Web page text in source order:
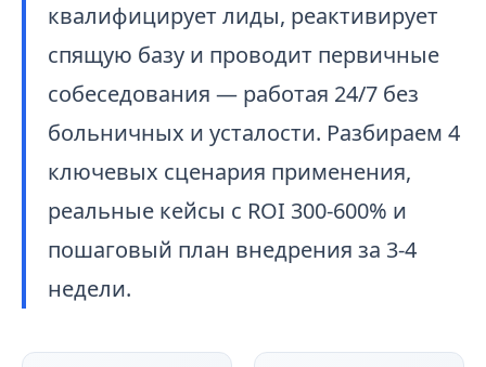
квалифицирует лиды, реактивирует
спящую базу и проводит первичные
собеседования — работая 24/7 без
больничных и усталости. Разбираем 4
ключевых сценария применения,
реальные кейсы с ROI 300-600% и
пошаговый план внедрения за 3-4
недели.